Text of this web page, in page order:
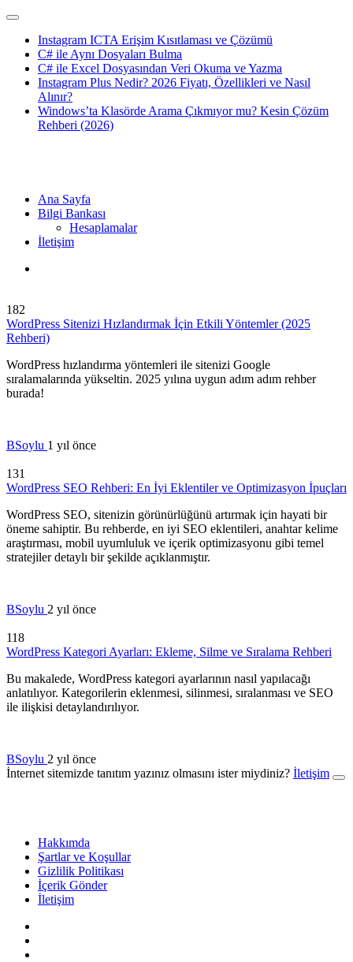
Instagram ICTA Erişim Kısıtlaması ve Çözümü
C# ile Aynı Dosyaları Bulma
C# ile Excel Dosyasından Veri Okuma ve Yazma
Instagram Plus Nedir? 2026 Fiyatı, Özellikleri ve Nasıl
Alınır?
Windows’ta Klasörde Arama Çıkmıyor mu? Kesin Çözüm
Rehberi (2026)
Ana Sayfa
Bilgi Bankası
Hesaplamalar
İletişim
182
WordPress Sitenizi Hızlandırmak İçin Etkili Yöntemler (2025
Rehberi)
WordPress hızlandırma yöntemleri ile sitenizi Google
sıralamalarında yükseltin. 2025 yılına uygun adım adım rehber
burada!
BSoylu 1 yıl önce
131
WordPress SEO Rehberi: En İyi Eklentiler ve Optimizasyon İpuçları
WordPress SEO, sitenizin görünürlüğünü artırmak için hayati bir
öneme sahiptir. Bu rehberde, en iyi SEO eklentileri, anahtar kelime
araştırması, mobil uyumluluk ve içerik optimizasyonu gibi temel
stratejiler detaylı bir şekilde açıklanmıştır.
BSoylu 2 yıl önce
118
WordPress Kategori Ayarları: Ekleme, Silme ve Sıralama Rehberi
Bu makalede, WordPress kategori ayarlarının nasıl yapılacağı
anlatılıyor. Kategorilerin eklenmesi, silinmesi, sıralanması ve SEO
ile ilişkisi detaylandırılıyor.
BSoylu 2 yıl önce
İnternet sitemizde tanıtım yazınız olmasını ister miydiniz? İletişim
Hakkımda
Şartlar ve Koşullar
Gizlilik Politikası
İçerik Gönder
İletişim